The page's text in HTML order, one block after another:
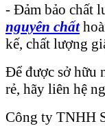
- Đảm bảo chất
nguyên chất
kế, chất lượng
Để được sở hữu
rẻ, hãy liên hệ
Công ty TNHH